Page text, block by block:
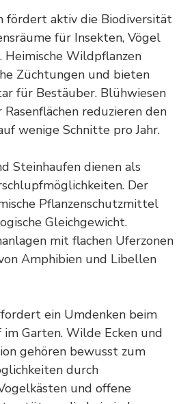
fördert aktiv die Biodiversität
für Insekten, Vögel
Heimische Wildpflanzen
Züchtungen und bieten
für Bestäuber. Blühwiesen
reduzieren den
wenige Schnitte pro Jahr.
Steinhaufen dienen als
Der
Pflanzenschutzmittel
Gleichgewicht.
mit flachen Uferzonen
Amphibien und Libellen
ein Umdenken beim
Garten. Wilde Ecken und
gehören bewusst zum
durch
und offene